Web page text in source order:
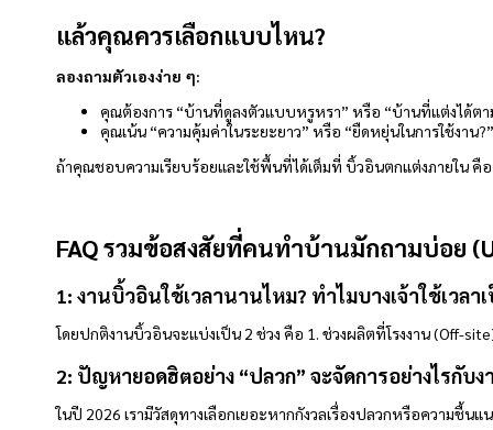
แล้วคุณควรเลือกแบบไหน?
ลองถามตัวเองง่าย ๆ:
คุณต้องการ “บ้านที่ดูลงตัวแบบหรูหรา” หรือ “บ้านที่แต่งได้ต
คุณเน้น “ความคุ้มค่าในระยะยาว” หรือ “ยืดหยุ่นในการใช้งาน
ถ้าคุณชอบความเรียบร้อยและใช้พื้นที่ได้เต็มที่ บิ้วอินตกแต่งภายใน
FAQ รวมข้อสงสัยที่คนทำบ้านมักถามบ่อย
1: งานบิ้วอินใช้เวลานานไหม? ทำไมบางเจ้าใช้เวลา
โดยปกติงานบิ้วอินจะแบ่งเป็น 2 ช่วง คือ 1. ช่วงผลิตที่โรงงาน (Off-
2: ปัญหายอดฮิตอย่าง “ปลวก” จะจัดการอย่างไรกับ
ในปี 2026 เรามีวัสดุทางเลือกเยอะหากกังวลเรื่องปลวกหรือความชื้